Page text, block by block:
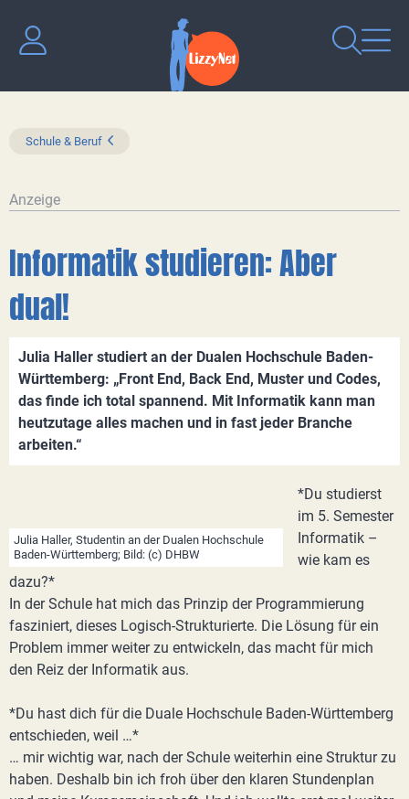
Schule & Beruf
Anzeige
Informatik studieren: Aber
dual!
Julia Haller studiert an der Dualen Hochschule Baden-
Württemberg: „Front End, Back End, Muster und Codes,
das finde ich total spannend. Mit Informatik kann man
heutzutage alles machen und in fast jeder Branche
arbeiten.“
Julia Haller, Studentin an der Dualen Hochschule
Baden-Württemberg; Bild: (c) DHBW
*Du studierst
im 5. Semester
Informatik –
wie kam es
dazu?*
In der Schule hat mich das Prinzip der Programmierung
fasziniert, dieses Logisch-Strukturierte. Die Lösung für ein
Problem immer weiter zu entwickeln, das macht für mich
den Reiz der Informatik aus.
*Du hast dich für die Duale Hochschule Baden-Württemberg
entschieden, weil …*
… mir wichtig war, nach der Schule weiterhin eine Struktur zu
haben. Deshalb bin ich froh über den klaren Stundenplan